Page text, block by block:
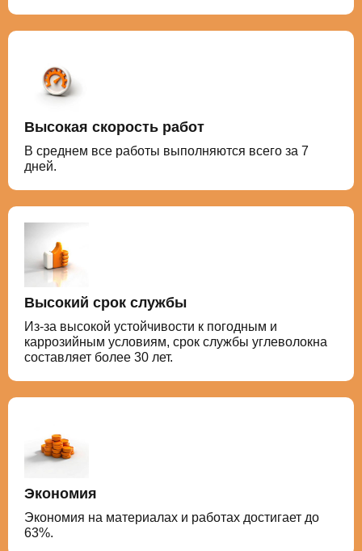
Высокая скорость работ
В среднем все работы выполняются всего за 7
дней.
Высокий срок службы
Из-за высокой устойчивости к погодным и
каррозийным условиям, срок службы углеволокна
составляет более 30 лет.
Экономия
Экономия на материалах и работах достигает до
63%.